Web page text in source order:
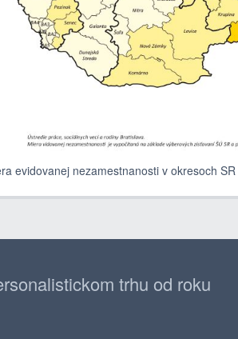
evidovanej nezamestnanosti v okresoch
trhu od roku